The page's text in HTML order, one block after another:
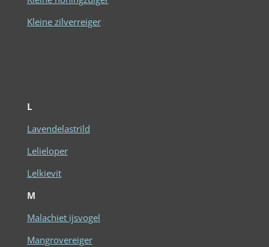
Kleine zilverreiger
L
Lavendelastrild
Lelieloper
Lelkievit
M
Malachiet ijsvogel
Mangrovereiger